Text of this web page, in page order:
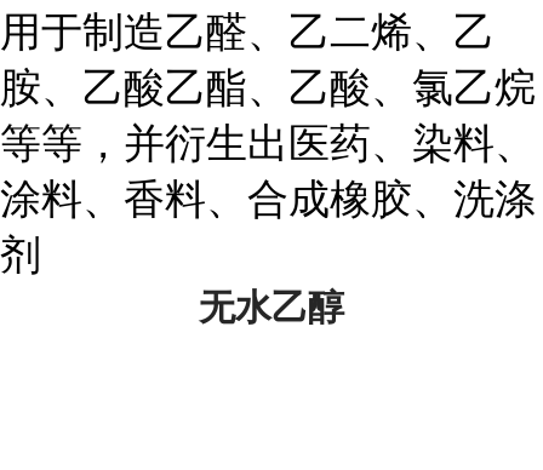
用于制造乙醛、乙二烯、乙
胺、乙酸乙酯、乙酸、氯乙烷
等等，并衍生出医药、染料、
涂料、香料、合成橡胶、洗涤
剂
无水乙醇